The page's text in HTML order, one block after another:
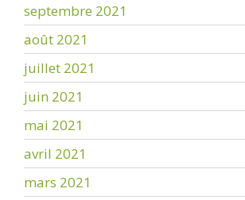
septembre 2021
août 2021
juillet 2021
juin 2021
mai 2021
avril 2021
mars 2021